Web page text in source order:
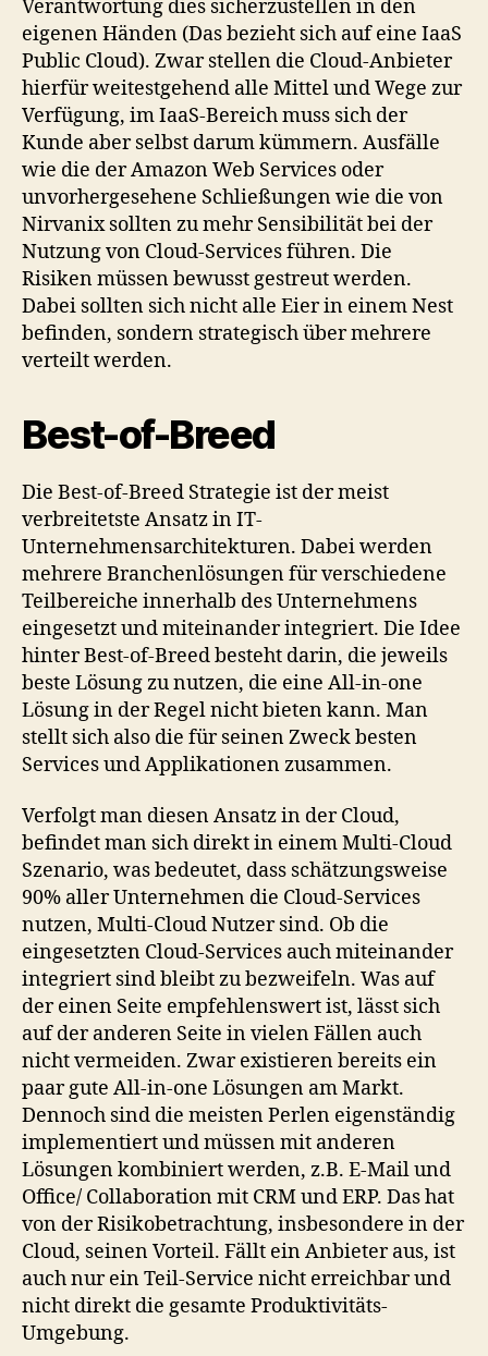
Verantwortung dies sicherzustellen in den
eigenen Händen (Das bezieht sich auf eine IaaS
Public Cloud). Zwar stellen die Cloud-Anbieter
hierfür weitestgehend alle Mittel und Wege zur
Verfügung, im IaaS-Bereich muss sich der
Kunde aber selbst darum kümmern. Ausfälle
wie die der Amazon Web Services oder
unvorhergesehene Schließungen wie die von
Nirvanix sollten zu mehr Sensibilität bei der
Nutzung von Cloud-Services führen. Die
Risiken müssen bewusst gestreut werden.
Dabei sollten sich nicht alle Eier in einem Nest
befinden, sondern strategisch über mehrere
verteilt werden.
Best-of-Breed
Die Best-of-Breed Strategie ist der meist
verbreitetste Ansatz in IT-
Unternehmensarchitekturen. Dabei werden
mehrere Branchenlösungen für verschiedene
Teilbereiche innerhalb des Unternehmens
eingesetzt und miteinander integriert. Die Idee
hinter Best-of-Breed besteht darin, die jeweils
beste Lösung zu nutzen, die eine All-in-one
Lösung in der Regel nicht bieten kann. Man
stellt sich also die für seinen Zweck besten
Services und Applikationen zusammen.
Verfolgt man diesen Ansatz in der Cloud,
befindet man sich direkt in einem Multi-Cloud
Szenario, was bedeutet, dass schätzungsweise
90% aller Unternehmen die Cloud-Services
nutzen, Multi-Cloud Nutzer sind. Ob die
eingesetzten Cloud-Services auch miteinander
integriert sind bleibt zu bezweifeln. Was auf
der einen Seite empfehlenswert ist, lässt sich
auf der anderen Seite in vielen Fällen auch
nicht vermeiden. Zwar existieren bereits ein
paar gute All-in-one Lösungen am Markt.
Dennoch sind die meisten Perlen eigenständig
implementiert und müssen mit anderen
Lösungen kombiniert werden, z.B. E-Mail und
Office/ Collaboration mit CRM und ERP. Das hat
von der Risikobetrachtung, insbesondere in der
Cloud, seinen Vorteil. Fällt ein Anbieter aus, ist
auch nur ein Teil-Service nicht erreichbar und
nicht direkt die gesamte Produktivitäts-
Umgebung.